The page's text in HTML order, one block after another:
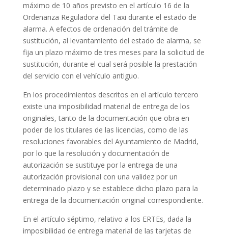
máximo de 10 años previsto en el artículo 16 de la
Ordenanza Reguladora del Taxi durante el estado de
alarma. A efectos de ordenación del trámite de
sustitución, al levantamiento del estado de alarma, se
fija un plazo máximo de tres meses para la solicitud de
sustitución, durante el cual será posible la prestación
del servicio con el vehículo antiguo.
En los procedimientos descritos en el artículo tercero
existe una imposibilidad material de entrega de los
originales, tanto de la documentación que obra en
poder de los titulares de las licencias, como de las
resoluciones favorables del Ayuntamiento de Madrid,
por lo que la resolución y documentación de
autorización se sustituye por la entrega de una
autorización provisional con una validez por un
determinado plazo y se establece dicho plazo para la
entrega de la documentación original correspondiente.
En el artículo séptimo, relativo a los ERTEs, dada la
imposibilidad de entrega material de las tarjetas de